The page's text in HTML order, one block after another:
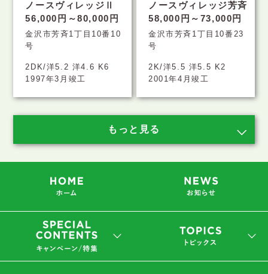
ノースヴィレッジⅡ
56,000円～80,000円
金沢市芳斉1丁目10番10
号
2DK/洋5.2 洋4.6 K6
1997年3月竣工
ノースヴィレッジ芳斉
58,000円～73,000円
金沢市芳斉1丁目10番23
号
2K/洋5.5 洋5.5 K2
2001年4月竣工